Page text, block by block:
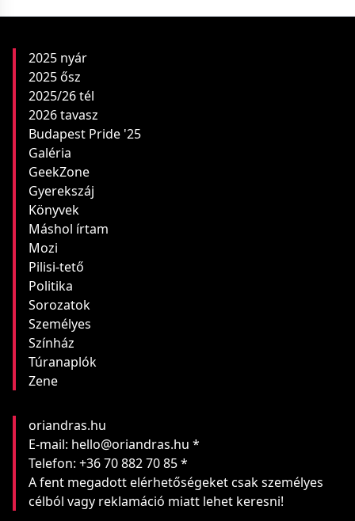
2025 nyár
2025 ősz
2025/26 tél
2026 tavasz
Budapest Pride '25
Galéria
GeekZone
Gyerekszáj
Könyvek
Máshol írtam
Mozi
Pilisi-tető
Politika
Sorozatok
Személyes
Színház
Túranaplók
Zene
oriandras.hu
E-mail: hello@oriandras.hu *
Telefon: +36 70 882 70 85 *
A fent megadott elérhetőségeket csak személyes
célból vagy reklamáció miatt lehet keresni!